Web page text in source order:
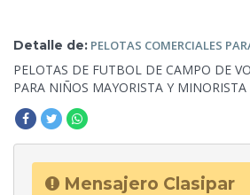
Detalle de: PELOTAS COMERCIALES
PELOTAS DE FUTBOL DE CAMPO DE
PARA NIÑOS MAYORISTA Y MINORISTA
Mensajero Clasipar